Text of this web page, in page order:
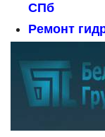
СПб
Ремонт